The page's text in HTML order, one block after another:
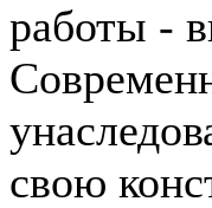
работы -
свою